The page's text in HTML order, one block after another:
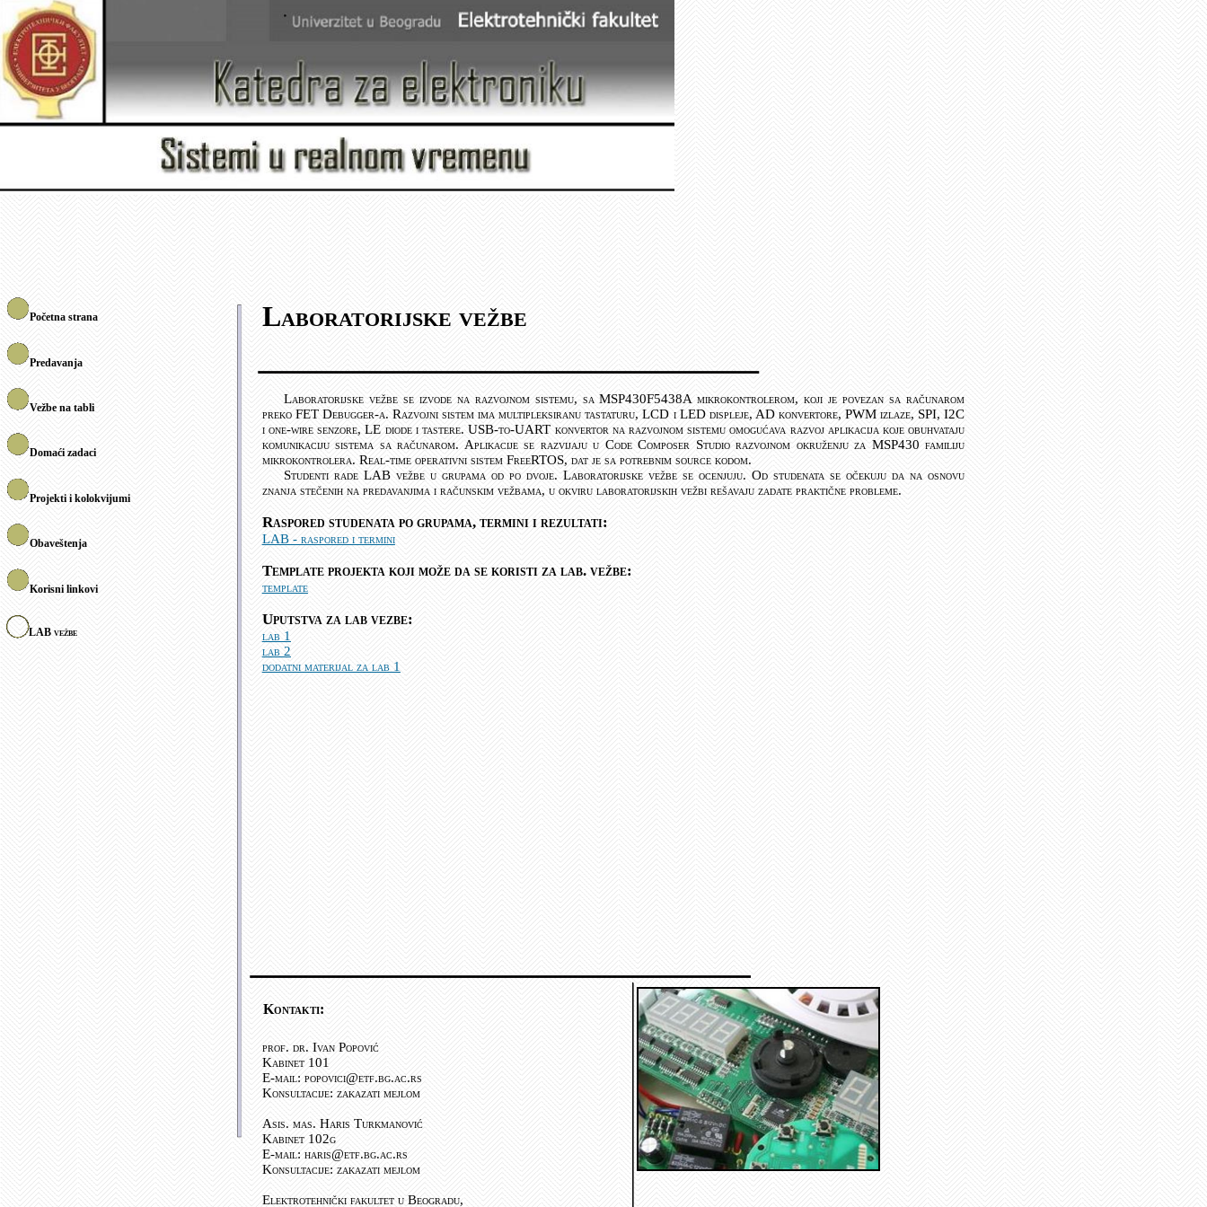
Početna strana
Predavanja
Vežbe na tabli
Domaći zadaci
Projekti i kolokvijumi
Obaveštenja
Korisni linkovi
LAB vežbe
Laboratorijske vežbe
Laboratorijske vežbe se izvode na razvojnom sistemu, sa MSP430F5438A mikrokontrolerom, koji je povezan sa računarom
preko FET Debugger-a. Razvojni sistem ima multipleksiranu tastaturu, LCD i LED displeje, AD konvertore, PWM izlaze, SPI, I2C
i one-wire senzore, LE diode i tastere. USB-to-UART konvertor na razvojnom sistemu omogućava razvoj aplikacija koje obuhvataju
komunikaciju sistema sa računarom. Aplikacije se razvijaju u Code Composer Studio razvojnom okruženju za MSP430 familiju
mikrokontrolera. Real-time operativni sistem FreeRTOS, dat je sa potrebnim source kodom.
Studenti rade LAB vežbe u grupama od po dvoje. Laboratorijske vežbe se ocenjuju. Od studenata se očekuju da na osnovu
znanja stečenih na predavanjima i računskim vežbama, u okviru laboratorijskih vežbi rešavaju zadate praktične probleme.
Raspored studenata po grupama, termini i rezultati:
LAB - raspored i termini
Templateprojekta koji može da se koristi za lab. vežbe:
template
Uputstva za lab vezbe:
lab 1
lab 2
dodatni materijal za lab 1
Kontakti:
prof. dr. Ivan Popović
Kabinet 101
E-mail: popovici@etf.bg.ac.rs
Konsultacije: zakazati mejlom
Asis. mas. Haris Turkmanović
Kabinet 102g
E-mail: haris@etf.bg.ac.rs
Konsultacije: zakazati mejlom
Elektrotehnički fakultet u Beogradu,